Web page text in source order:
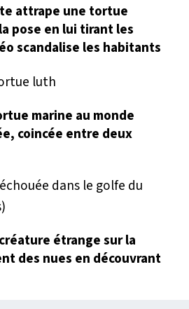
attrape une tortue
pose en lui tirant les
scandalise les habitants
marine au monde
coincée entre deux
étrange sur la
des nues en découvrant